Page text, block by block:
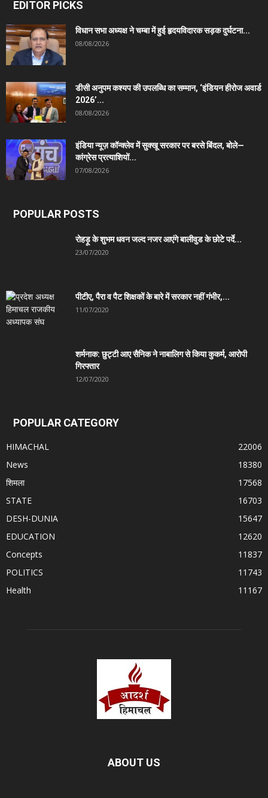
EDITOR PICKS
विधान सभा अध्यक्ष ने चम्बा में हुई हृदयविदारक सड़क दुर्घटना...
08/08/2026
डीसी अनुपम कश्यप की उपलब्धि का सम्मान, ‘इंडियन हीरोज अवार्ड
2026’...
08/08/2026
इंडिया न्यूज़ कॉन्क्लेव में सुक्खू सरकार पर बरसे बिंदल, बोले—
कांग्रेस प्रत्याशियों...
07/08/2026
POPULAR POSTS
रोहड़ू के शुभम धवन जल्द नजर आएंगे बालीवुड के छोटे पर्दे...
23/07/2020
पीटीए, पैरा व पैट शिक्षकों के बारे में सरकार नहीं गंभीर,...
11/07/2020
शर्मनाक: छुट्टी आए सैनिक ने नाबालिग से किया कुकर्म, आरोपी
गिरफ्तार
12/07/2020
POPULAR CATEGORY
HIMACHAL
22006
News
18380
शिमला
17568
STATE
16703
DESH-DUNIA
15647
EDUCATION
12620
Concepts
11837
POLITICS
11743
Health
11167
ABOUT US